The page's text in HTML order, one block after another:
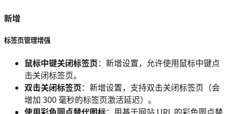
新增
标签页管理增强
鼠标中键关闭标签页：新增设置，允许使用鼠标中键点
击关闭标签页。
双击关闭标签页：新增设置，支持双击关闭标签页（会
增加 300 毫秒的标签页激活延迟）。
使用彩色圆点替代图标：用基于网站 URL 的彩色圆点替